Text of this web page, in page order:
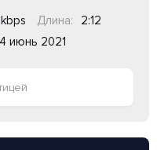
Длина:
2:12
июнь 2021